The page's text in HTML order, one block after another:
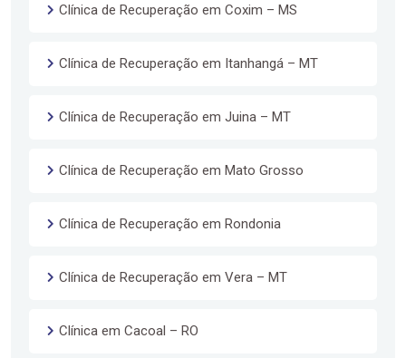
Clínica de Recuperação em Coxim – MS
Clínica de Recuperação em Itanhangá – MT
Clínica de Recuperação em Juina – MT
Clínica de Recuperação em Mato Grosso
Clínica de Recuperação em Rondonia
Clínica de Recuperação em Vera – MT
Clínica em Cacoal – RO